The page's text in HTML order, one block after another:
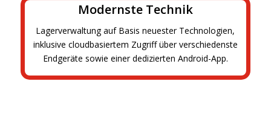
Modernste Technik
Lagerverwaltung auf Basis neuester Technologien,
inklusive cloudbasiertem Zugriff über verschiedenste
Endgeräte sowie einer dedizierten Android-App.